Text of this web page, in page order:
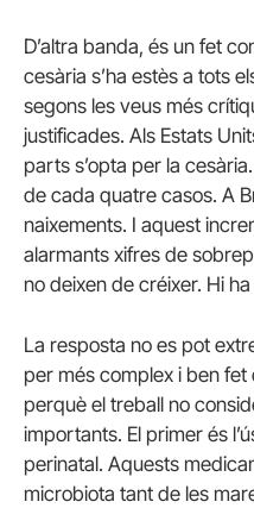
D’altra banda, és un fet
cesària s’ha estès a tots
segons les veus més
justificades. Als Estats
parts s’opta per la
de cada quatre casos. A
naixements. I aquest
alarmants xifres de
no deixen de créixer. Hi
La resposta no es pot
per més complex i ben fet
perquè el treball no
importants. El primer és
perinatal. Aquests
microbiota tant de les